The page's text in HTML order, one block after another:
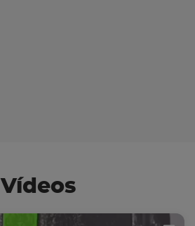
Vídeos